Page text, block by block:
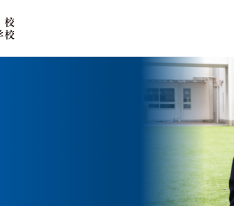
泉ヶ丘校のめざす教育